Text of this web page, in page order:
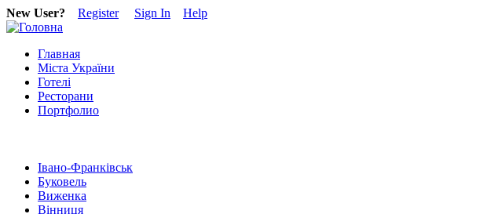
New User? Register Sign In Help
Главная
Міста України
Готелі
Ресторани
Портфолио
Івано-Франківськ
Буковель
Виженка
Вінниця